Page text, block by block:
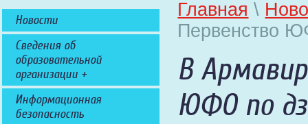
Новости
Сведения об
образовательной
организации +
Информационная
безопасность
Главная \
Первенство
В
ЮФО по